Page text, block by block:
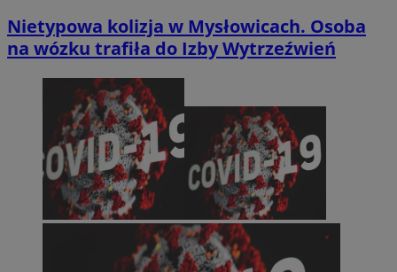
Nietypowa kolizja w Mysłowicach. Osoba
na wózku trafiła do Izby Wytrzeźwień